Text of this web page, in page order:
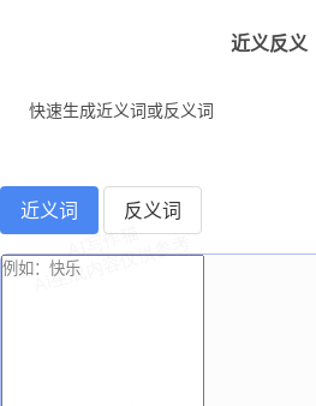
近义反义
快速生成近义词或反义词
近义词 反义词